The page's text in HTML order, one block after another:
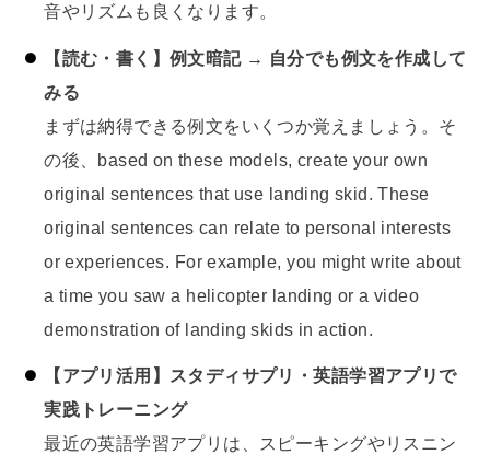
音やリズムも良くなります。
【読む・書く】例文暗記 → 自分でも例文を作成して
みる
まずは納得できる例文をいくつか覚えましょう。そ
の後、based on these models, create your own
original sentences that use landing skid. These
original sentences can relate to personal interests
or experiences. For example, you might write about
a time you saw a helicopter landing or a video
demonstration of landing skids in action.
【アプリ活用】スタディサプリ・英語学習アプリで
実践トレーニング
最近の英語学習アプリは、スピーキングやリスニン